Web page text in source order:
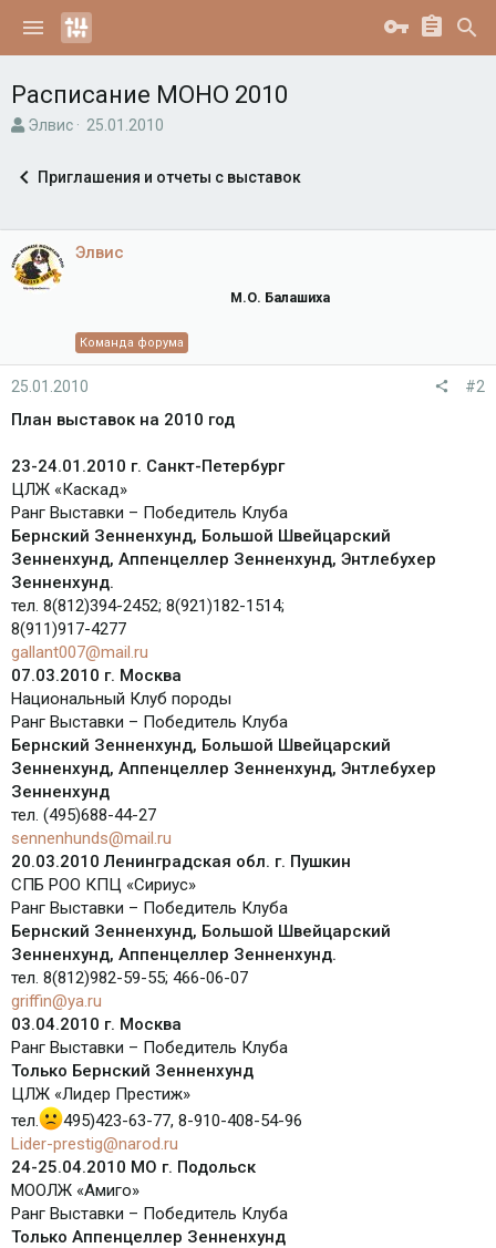
Расписание МОНО 2010
А
о
т
е
м
ы
Элвис
Д
а
а
ч
25.01.2010
Приглашения и отчеты с выставок
Элвис
М.О. Балашиха
Команда форума
25.01.2010 #2
План выставок на 2010 год
23-24.01.2010 г. Санкт-Петербург
ЦЛЖ «Каскад»
Ранг Выставки – Победитель Клуба
Бернский Зенненхунд, Большой Швейцарский
Зенненхунд, Аппенцеллер Зенненхунд, Энтлебухер
Зенненхунд.
тел. 8(812)394-2452; 8(921)182-1514;
8(911)917-4277
gallant007@mail.ru
07.03.2010 г. Москва
Национальный Клуб породы
Ранг Выставки – Победитель Клуба
Бернский Зенненхунд, Большой Швейцарский
Зенненхунд, Аппенцеллер Зенненхунд, Энтлебухер
Зенненхунд
тел. (495)688-44-27
sennenhunds@mail.ru
20.03.2010 Ленинградская обл. г. Пушкин
СПБ РОО КПЦ «Сириус»
Ранг Выставки – Победитель Клуба
Бернский Зенненхунд, Большой Швейцарский
Зенненхунд, Аппенцеллер Зенненхунд.
тел. 8(812)982-59-55; 466-06-07
griffin@ya.ru
03.04.2010 г. Москва
Ранг Выставки – Победитель Клуба
Только Бернский Зенненхунд
ЦЛЖ «Лидер Престиж»
тел.
495)423-63-77, 8-910-408-54-96
Lider-prestig@narod.ru
24-25.04.2010 МО г. Подольск
МООЛЖ «Амиго»
Ранг Выставки – Победитель Клуба
Только Аппенцеллер Зенненхунд